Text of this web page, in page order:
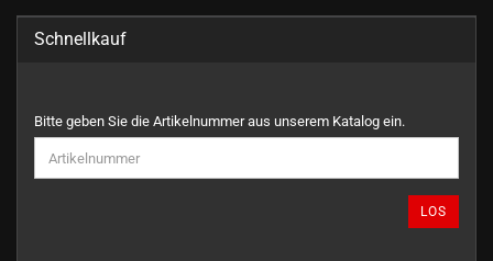
Schnellkauf
BITTE
GEBEN
SIE
DIE
Bitte geben Sie die Artikelnummer aus unserem Katalog ein.
LOS